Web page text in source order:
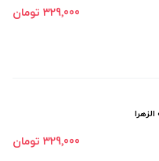
329٬000 تومان
329٬000 تومان